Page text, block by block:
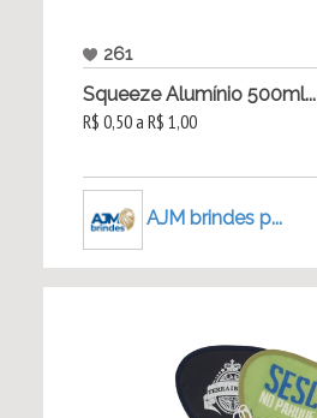
261
Squeeze Alumínio 500ml...
R$ 0,50 a R$ 1,00
AJM brindes p...